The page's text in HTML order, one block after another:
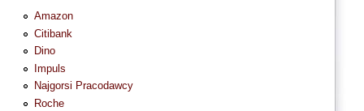
Amazon
Citibank
Dino
Impuls
Najgorsi Pracodawcy
Roche